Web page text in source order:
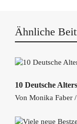
Ähnliche
10 Deutsche
Von Monika Faber /